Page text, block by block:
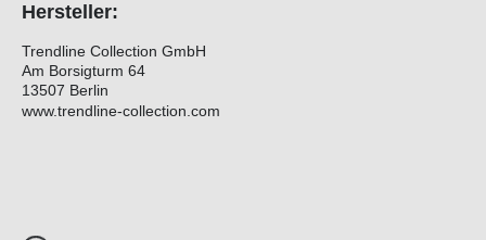
Hersteller:
Trendline Collection GmbH
Am Borsigturm 64
13507 Berlin
www.trendline-collection.com